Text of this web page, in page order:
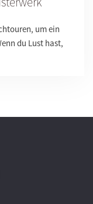
um ein
du Lust hast,